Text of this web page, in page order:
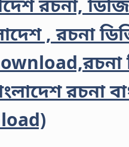
, রচনা
রচনা